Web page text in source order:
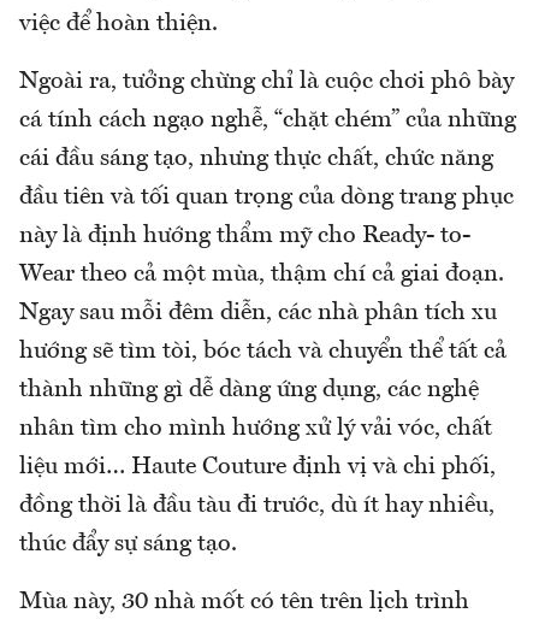
việc để hoàn thiện.
Ngoài ra, tưởng chừng chỉ là cuộc chơi phô bày
cá tính cách ngạo nghễ, “chặt chém” của những
cái đầu sáng tạo, nhưng thực chất, chức năng
đầu tiên và tối quan trọng của dòng trang phục
này là định hướng thẩm mỹ cho Ready- to-
Wear theo cả một mùa, thậm chí cả giai đoạn.
Ngay sau mỗi đêm diễn, các nhà phân tích xu
hướng sẽ tìm tòi, bóc tách và chuyển thể tất cả
thành những gì dễ dàng ứng dụng, các nghệ
nhân tìm cho mình hướng xử lý vải vóc, chất
liệu mới… Haute Couture định vị và chi phối,
đồng thời là đầu tàu đi trước, dù ít hay nhiều,
thúc đẩy sự sáng tạo.
Mùa này, 30 nhà mốt có tên trên lịch trình